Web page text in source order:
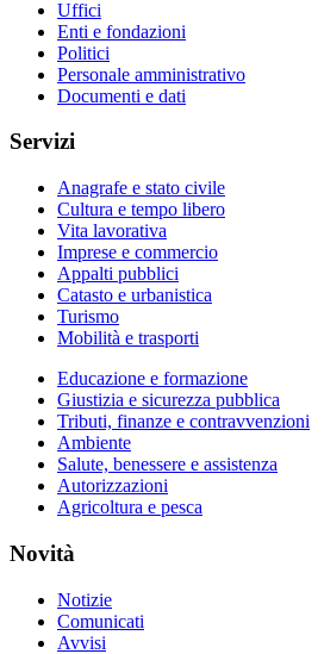
Uffici
Enti e fondazioni
Politici
Personale amministrativo
Documenti e dati
Servizi
Anagrafe e stato civile
Cultura e tempo libero
Vita lavorativa
Imprese e commercio
Appalti pubblici
Catasto e urbanistica
Turismo
Mobilità e trasporti
Educazione e formazione
Giustizia e sicurezza pubblica
Tributi, finanze e contravvenzioni
Ambiente
Salute, benessere e assistenza
Autorizzazioni
Agricoltura e pesca
Novità
Notizie
Comunicati
Avvisi